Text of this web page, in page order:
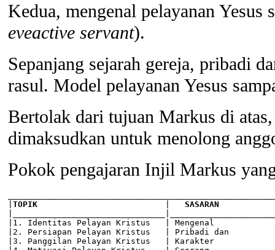
Kedua, mengenal pelayanan Yesus
eveactive servant).
Sepanjang sejarah gereja, pribadi
rasul. Model pelayanan Yesus
Bertolak dari tujuan Markus di
dimaksudkan untuk menolong
Pokok pengajaran Injil Markus
TOPIK SASARAN
|1. Identitas Pelayan Kristus   | Mengenal
|2. Persiapan Pelayan Kristus   | Pribadi
|3. Panggilan Pelayan Kristus   | Karakter